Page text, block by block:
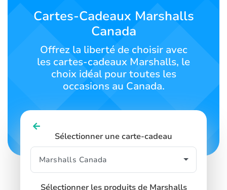
Nous
Contacter
Français
SIGN UP
Cartes-Cadeaux Marshalls
Canada
Offrez la liberté de choisir avec
les cartes-cadeaux Marshalls, le
choix idéal pour toutes les
occasions au Canada.
Sélectionner une carte-cadeau
Sélectionner les produits de Marshalls